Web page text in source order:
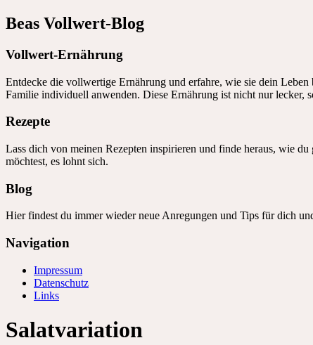
Beas Vollwert-Blog
Vollwert-Ernährung
Entdecke die vollwertige Ernährung und erfahre, wie sie dein
Familie individuell anwenden. Diese Ernährung ist nicht nur lecker,
Rezepte
Lass dich von meinen Rezepten inspirieren und finde heraus, wie
möchtest, es lohnt sich.
Blog
Hier findest du immer wieder neue Anregungen und Tips für dich
Navigation
Impressum
Datenschutz
Links
Salatvariation